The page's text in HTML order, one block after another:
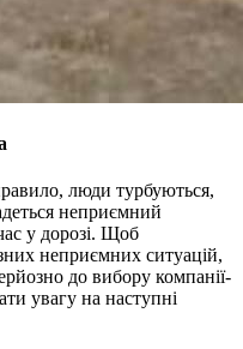
люди турбуються,
неприємний
у дорозі. Щоб
неприємних ситуацій,
до вибору компанії-
увагу на наступні